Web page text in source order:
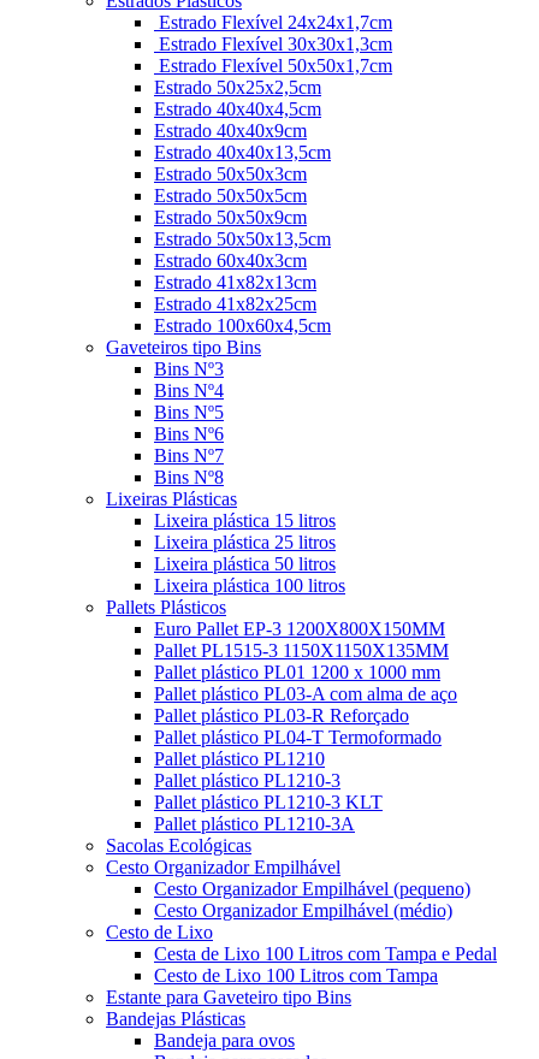
Estrado Flexível 24x24x1,7cm
Estrado Flexível 30x30x1,3cm
Estrado Flexível 50x50x1,7cm
Estrado 50x25x2,5cm
Estrado 40x40x4,5cm
Estrado 40x40x9cm
Estrado 40x40x13,5cm
Estrado 50x50x3cm
Estrado 50x50x5cm
Estrado 50x50x9cm
Estrado 50x50x13,5cm
Estrado 60x40x3cm
Estrado 41x82x13cm
Estrado 41x82x25cm
Estrado 100x60x4,5cm
Gaveteiros tipo Bins
Bins Nº3
Bins Nº4
Bins Nº5
Bins Nº6
Bins Nº7
Bins Nº8
Lixeiras Plásticas
Lixeira plástica 15 litros
Lixeira plástica 25 litros
Lixeira plástica 50 litros
Lixeira plástica 100 litros
Pallets Plásticos
Euro Pallet EP-3 1200X800X150MM
Pallet PL1515-3 1150X1150X135MM
Pallet plástico PL01 1200 x 1000 mm
Pallet plástico PL03-A com alma de aço
Pallet plástico PL03-R Reforçado
Pallet plástico PL04-T Termoformado
Pallet plástico PL1210
Pallet plástico PL1210-3
Pallet plástico PL1210-3 KLT
Pallet plástico PL1210-3A
Sacolas Ecológicas
Cesto Organizador Empilhável
Cesto Organizador Empilhável (pequeno)
Cesto Organizador Empilhável (médio)
Cesto de Lixo
Cesta de Lixo 100 Litros com Tampa e Pedal
Cesto de Lixo 100 Litros com Tampa
Estante para Gaveteiro tipo Bins
Bandejas Plásticas
Bandeja para ovos